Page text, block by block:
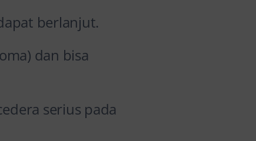
berlanjut.
dan bisa
serius pada